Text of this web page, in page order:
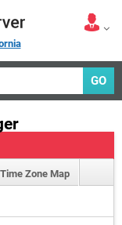
GO
Time Zone Map